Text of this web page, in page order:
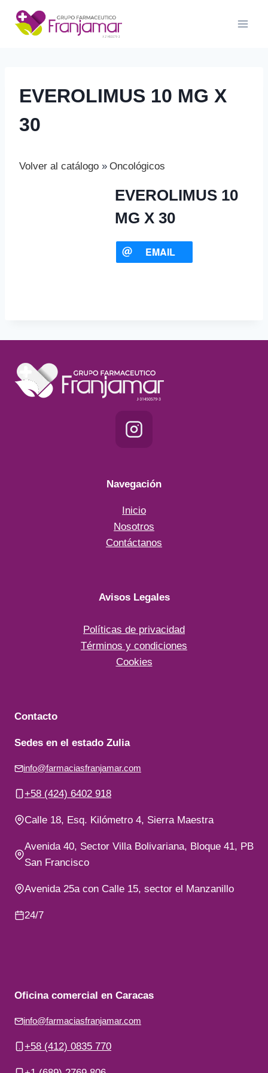
Saltar
contenido
EVEROLIMUS 10 MG X
30
Volver al catálogo Oncológicos
EVEROLIMUS 10
MG X 30
EMAIL
Navegación
Inicio
Nosotros
Contáctanos
Avisos Legales
Políticas de privacidad
Términos y condiciones
Cookies
Contacto
Sedes en el estado Zulia
info@farmaciasfranjamar.com
+58 (424) 6402 918
Calle 18, Esq. Kilómetro 4, Sierra Maestra
Avenida 40, Sector Villa Bolivariana, Bloque 41, PB
San Francisco
Avenida 25a con Calle 15, sector el Manzanillo
24/7
Oficina comercial en Caracas
info@farmaciasfranjamar.com
+58 (412) 0835 770